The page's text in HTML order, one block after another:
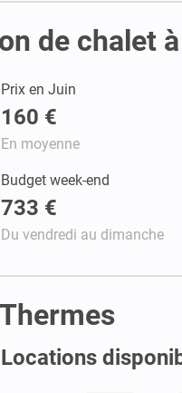
de chalet
Prix en Juin
160 €
En moyenne
Budget week-end
733 €
Du vendredi au dimanche
Locations